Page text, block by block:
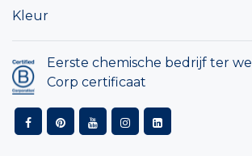
Kleur
Eerste chemische bedrijf ter
Corp certificaat